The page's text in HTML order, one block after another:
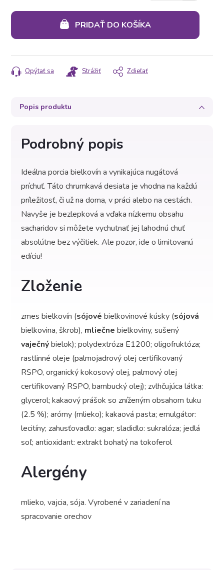
PRIDAŤ DO KOŠÍKA
Opýtať sa Strážiť Zdieľať
Popis produktu
Podrobný popis
Ideálna porcia bielkovín a vynikajúca nugátová
príchuť. Táto chrumkavá desiata je vhodna na každú
príležitosť, či už na doma, v práci alebo na cestách.
Navyše je bezlepková a vďaka nízkemu obsahu
sacharidov si môžete vychutnať jej lahodnú chuť
absolútne bez výčitiek. Ale pozor, ide o limitovanú
edíciu!
Zloženie
zmes bielkovín (sójové bielkovinové kúsky (sójová
bielkovina, škrob), mliečne bielkoviny, sušený
vaječnýbielok); polydextróza E1200; oligofruktóza;
rastlinné oleje (palmojadrový olej certifikovaný
RSPO, organický kokosový olej, palmový olej
certifikovaný RSPO, bambucký olej); zvlhčujúca látka:
glycerol; kakaový prášok so zníženým obsahom tuku
(2.5 %); arómy (mlieko); kakaová pasta; emulgátor:
lecitíny; zahusťovadlo: agar; sladidlo: sukralóza; jedlá
soľ; antioxidant: extrakt bohatý na tokoferol
Alergény
mlieko, vajcia, sója. Vyrobené v zariadení na
spracovanie orechov